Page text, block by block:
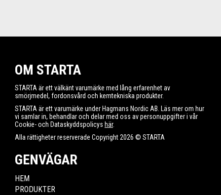
OM STARTA
STARTA är ett välkänt varumärke med lång erfarenhet av
smörjmedel, fordonsvård och kemtekniska produkter.
STARTA är ett varumärke under Hagmans Nordic AB. Läs mer om hur
vi samlar in, behandlar och delar med oss av personuppgifter i vår
Cookie- och Dataskyddspolicys här.
Alla rättigheter reserverade Copyright 2026 © STARTA
GENVÄGAR
HEM
PRODUKTER